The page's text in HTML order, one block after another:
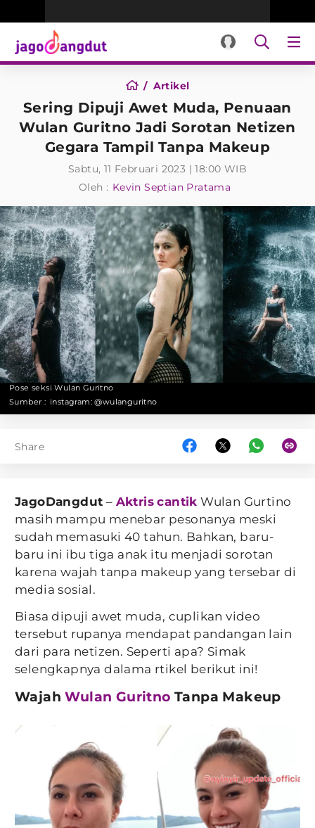
Artikel
Sering Dipuji Awet Muda, Penuaan
Wulan Guritno Jadi Sorotan Netizen
Gegara Tampil Tanpa Makeup
Sabtu, 11 Februari 2023 | 18:00 WIB
Oleh : Kevin Septian Pratama
Pose seksi Wulan Guritno
Sumber : instagram: @wulanguritno
Share
JagoDangdut – Aktris cantik Wulan Gurtino
masih mampu menebar pesonanya meski
sudah memasuki 40 tahun. Bahkan, baru-
baru ini ibu tiga anak itu menjadi sorotan
karena wajah tanpa makeup yang tersebar di
media sosial.
Biasa dipuji awet muda, cuplikan video
tersebut rupanya mendapat pandangan lain
dari para netizen. Seperti apa? Simak
selengkapnya dalama rtikel berikut ini!
WajahWulan Guritno Tanpa Makeup